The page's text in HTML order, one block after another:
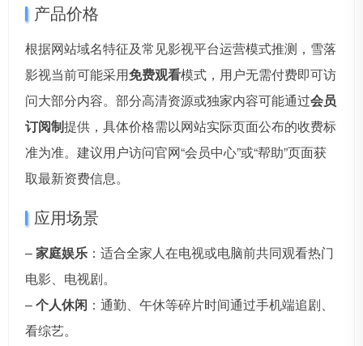
产品价格
根据网站域名特征及常见影视平台运营模式推测，雪落
影视当前可能采用免费观看模式，用户无需付费即可访
问大部分内容。部分高清资源或独家内容可能通过会员
订阅制提供，具体价格需以网站实际页面公布的收费标
准为准。建议用户访问官网“会员中心”或“帮助”页面获
取最新资费信息。
应用场景
–家庭娱乐 ：适合全家人在电视或电脑前共同观看热门
电影、电视剧。
–个人休闲 ：通勤、午休等碎片时间通过手机端追剧、
看综艺。